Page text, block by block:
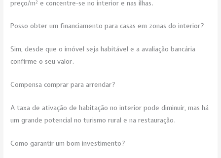
preço/m² e concentre-se no interior e nas ilhas.
Posso obter um financiamento para casas em zonas do interior?
Sim, desde que o imóvel seja habitável e a avaliação bancária
confirme o seu valor.
Compensa comprar para arrendar?
A taxa de ativação de habitação no interior pode diminuir, mas há
um grande potencial no turismo rural e na restauração.
Como garantir um bom investimento?